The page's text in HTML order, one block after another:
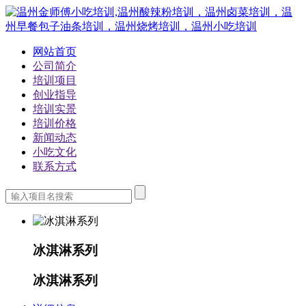
网站首页
公司简介
培训项目
创业指导
培训实景
培训价格
新闻动态
小吃文化
联系方式
冰淇淋系列
冰淇淋系列